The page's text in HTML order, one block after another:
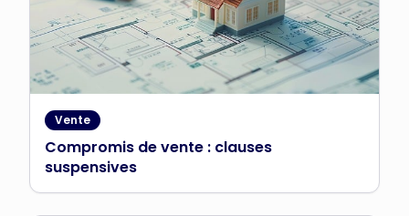
Vente
Compromis de vente : clauses
suspensives